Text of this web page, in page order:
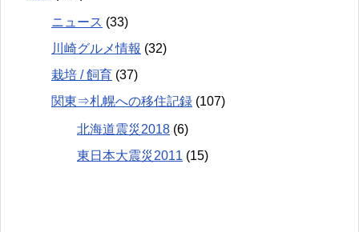
ニュース (33)
川崎グルメ情報 (32)
栽培 / 飼育 (37)
関東⇒札幌への移住記録 (107)
北海道震災2018 (6)
東日本大震災2011 (15)